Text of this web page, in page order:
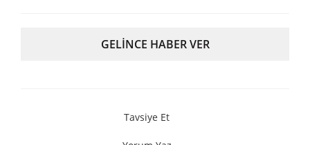
GELİNCE HABER VER
Tavsiye Et